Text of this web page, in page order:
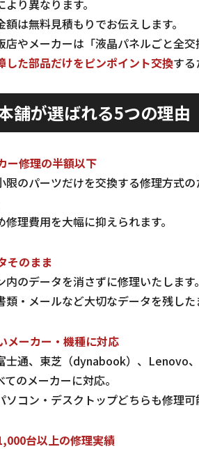
り異なります。
額は無料見積もりでお伝えします。
店やメーカーは「液晶パネルごと全
した部品だけをピンポイント交換する
舗が選ばれる5つの理由
ー修理の半額以下
限のパーツだけを交換する修理方式
修理費用を大幅に抑えられます。
そのまま
内のデータを消さずに修理いたします。
類・メールなど大切なデータを残した
メーカー・機種に対応
士通、東芝（dynabook）、Lenovo
てのメーカーに対応。
ソコン・デスクトップどちらも修理可
台以上の修理実績